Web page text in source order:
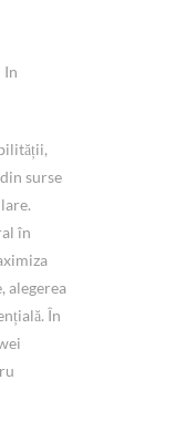
In
surse
în
alegerea
În